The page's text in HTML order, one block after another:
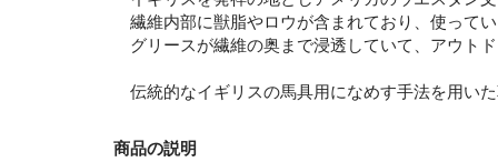
繊維内部に獣脂やロウが含まれており、使って
グリースが繊維の奥まで浸透していて、アウト
伝統的なイギリスの馬具用になめす手法を用い
商品の説明